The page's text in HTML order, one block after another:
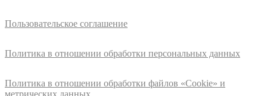
Пользовательское соглашение
Политика в отношении обработки персональных данных
Политика в отношении обработки файлов «Cookie» и